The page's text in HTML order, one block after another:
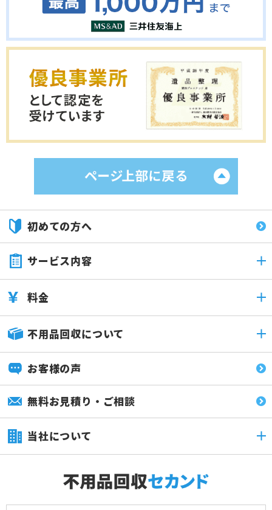
初めての方へ
サービス内容
料金
不用品回収について
お客様の声
無料お見積り・ご相談
当社について